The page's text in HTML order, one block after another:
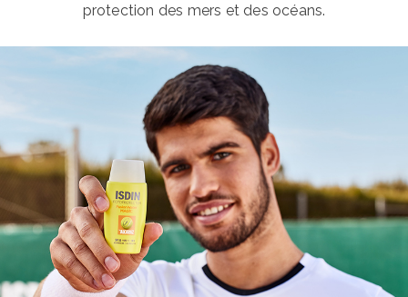
protection des mers et des océans.